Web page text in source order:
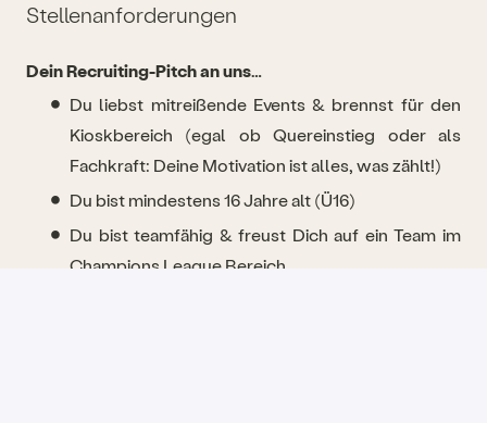
Stellenanforderungen
Dein Recruiting-Pitch an uns…
Du liebst mitreißende Events & brennst für den
Kioskbereich (egal ob Quereinstieg oder als
Fachkraft: Deine Motivation ist alles, was zählt!)
Du bist mindestens 16 Jahre alt (Ü16)
Du bist teamfähig & freust Dich auf ein Team im
Champions League Bereich